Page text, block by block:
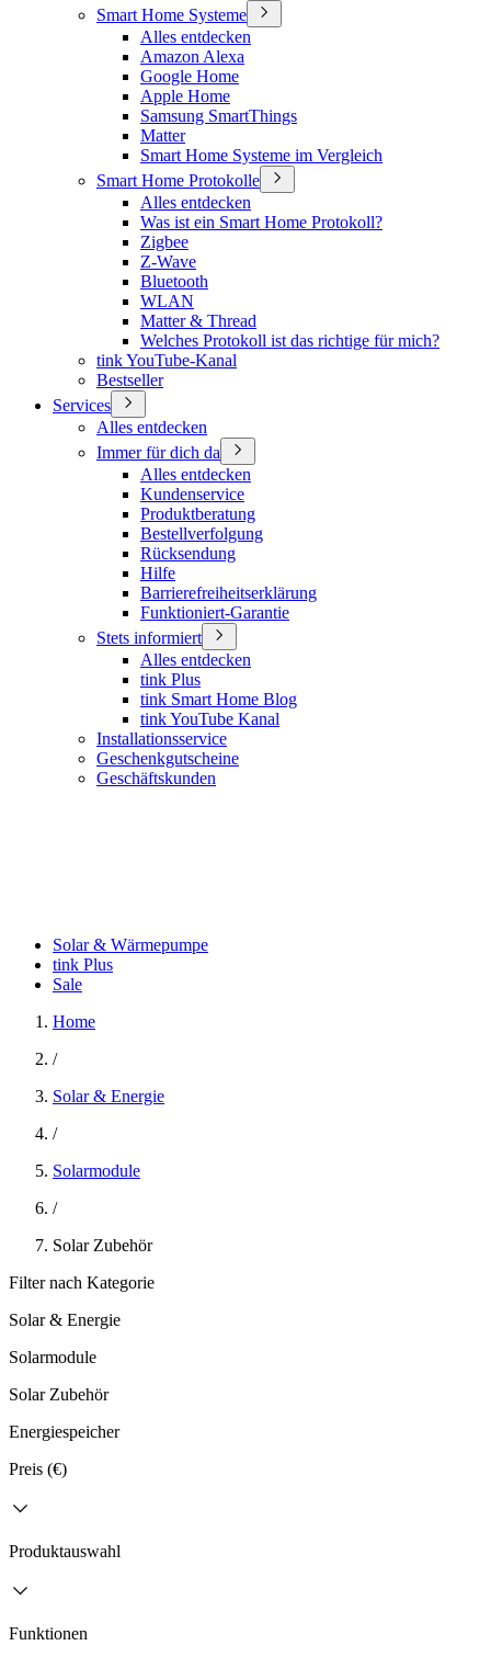
Smart Home Systeme
Alles entdecken
Amazon Alexa
Google Home
Apple Home
Samsung SmartThings
Matter
Smart Home Systeme im Vergleich
Smart Home Protokolle
Alles entdecken
Was ist ein Smart Home Protokoll?
Zigbee
Z-Wave
Bluetooth
WLAN
Matter & Thread
Welches Protokoll ist das richtige für mich?
tink YouTube-Kanal
Bestseller
Services
Alles entdecken
Immer für dich da
Alles entdecken
Kundenservice
Produktberatung
Bestellverfolgung
Rücksendung
Hilfe
Barrierefreiheitserklärung
Funktioniert-Garantie
Stets informiert
Alles entdecken
tink Plus
tink Smart Home Blog
tink YouTube Kanal
Installationsservice
Geschenkgutscheine
Geschäftskunden
Solar & Wärmepumpe
tink Plus
Sale
Home
/
Solar & Energie
/
Solarmodule
/
Solar Zubehör
Filter nach Kategorie
Solar & Energie
Solarmodule
Solar Zubehör
Energiespeicher
Preis (€)
Produktauswahl
Funktionen